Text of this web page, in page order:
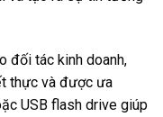
đối tác kinh doanh,
thực và được ưa
USB flash drive giúp